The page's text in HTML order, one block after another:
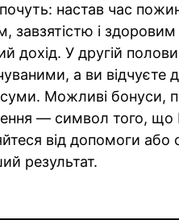
настав час
завзятістю і
дохід. У другій
а ви відчуєте
Можливі бонуси,
— символ того, що
від допомоги або
результат.